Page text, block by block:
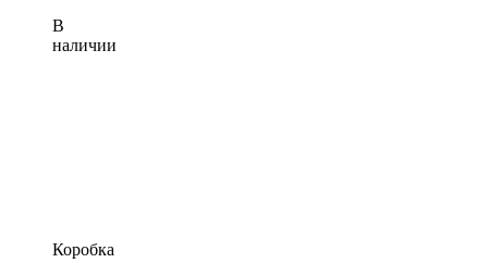
В
наличии
Коробка